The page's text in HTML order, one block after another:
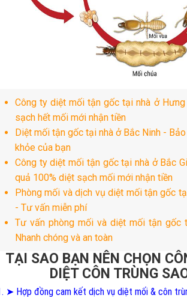
Công ty diệt mối tận gốc tại nhà ở
sạch hết mối mới nhận tiền
Diệt mối tận gốc tại nhà ở Bắc Ninh -
khỏe của bạn
Công ty diệt mối tận gốc tại nhà ở Bắc
quả 100% diệt sạch mối mới nhận tiền
Phòng mối và dịch vụ diệt mối tận gốc
- Tư vấn miễn phí
Tư vấn phòng mối và diệt mối tận gốc
Nhanh chóng và an toàn
TẠI SAO BẠN NÊN CHỌN
DIỆT CÔN TRÙNG
➤ Hợp đồng cam kết dịch vụ diệt mối & côn